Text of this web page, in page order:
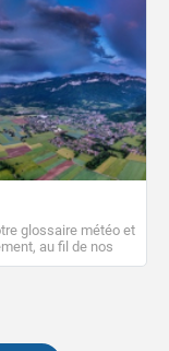
glossaire météo et
au fil de nos
utiles vers nos